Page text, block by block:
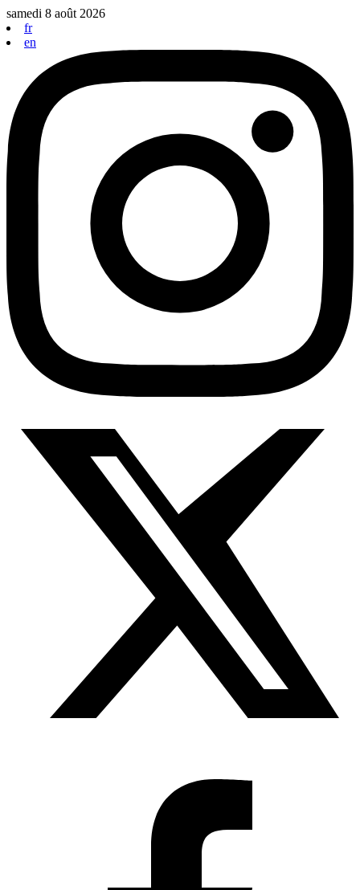
Aller
au
contenu
samedi 8 août 2026
fr
en